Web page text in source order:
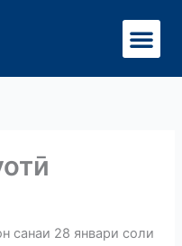
санаи 28 январи соли